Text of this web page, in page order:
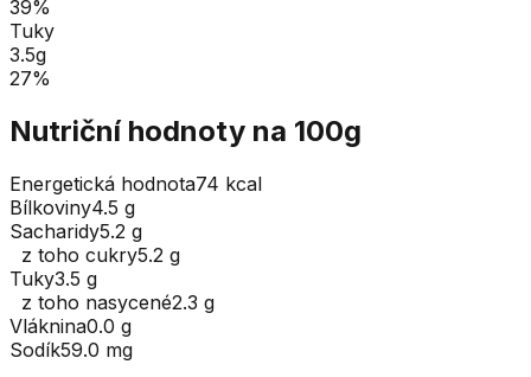
39%
Tuky
3.5g
27%
Nutriční hodnoty na 100g
Energetická hodnota74 kcal
Bílkoviny4.5 g
Sacharidy5.2 g
z toho cukry5.2 g
Tuky3.5 g
z toho nasycené2.3 g
Vláknina0.0 g
Sodík59.0 mg